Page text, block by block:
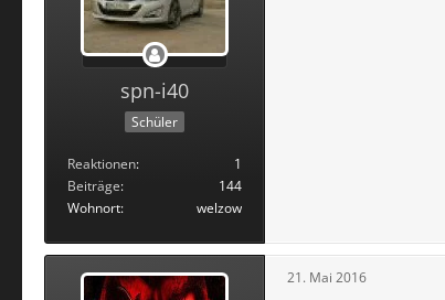
spn-i40
Schüler
Reaktionen
1
Beiträge
144
Wohnort
welzow
21. Mai 2016